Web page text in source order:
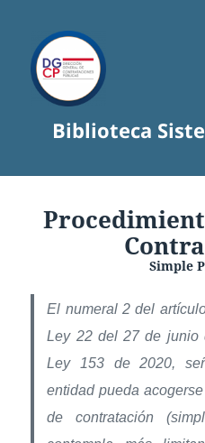
Biblioteca
Simple
El numeral 2 del
Ley 22 del 27 de junio
Ley 153 de 2020,
entidad pueda
de contratación